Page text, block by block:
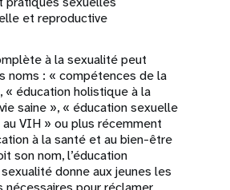
et reproductive
à la sexualité peut
noms : « compétences de la
« éducation holistique à la
saine », « éducation sexuelle
VIH » ou plus récemment
à la santé et au bien-être
son nom, l’éducation
donne aux jeunes les